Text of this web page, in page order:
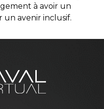
à avoir un
un avenir inclusif.